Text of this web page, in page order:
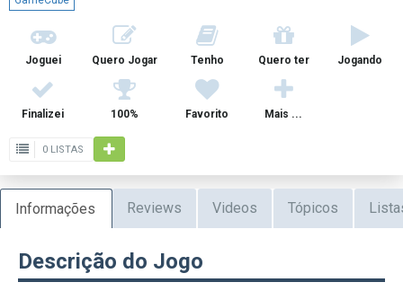
Joguei Quero Jogar Tenho Quero ter Jogando
Finalizei 100% Favorito Mais ...
0 LISTAS
Informações Reviews Videos Tópicos
Descrição do Jogo